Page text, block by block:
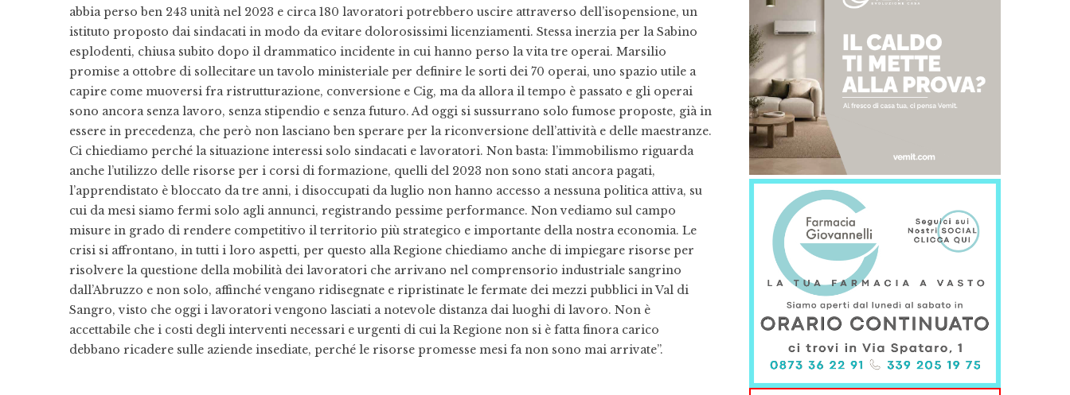
abbia perso ben 243 unità nel 2023 e circa 180 lavoratori potrebbero uscire attraverso dell’isopensione, un
istituto proposto dai sindacati in modo da evitare dolorosissimi licenziamenti. Stessa inerzia per la Sabino
esplodenti, chiusa subito dopo il drammatico incidente in cui hanno perso la vita tre operai. Marsilio
promise a ottobre di sollecitare un tavolo ministeriale per definire le sorti dei 70 operai, uno spazio utile a
capire come muoversi fra ristrutturazione, conversione e Cig, ma da allora il tempo è passato e gli operai
sono ancora senza lavoro, senza stipendio e senza futuro. Ad oggi si sussurrano solo fumose proposte, già in
essere in precedenza, che però non lasciano ben sperare per la riconversione dell’attività e delle maestranze.
Ci chiediamo perché la situazione interessi solo sindacati e lavoratori. Non basta: l’immobilismo riguarda
anche l’utilizzo delle risorse per i corsi di formazione, quelli del 2023 non sono stati ancora pagati,
l’apprendistato è bloccato da tre anni, i disoccupati da luglio non hanno accesso a nessuna politica attiva, su
cui da mesi siamo fermi solo agli annunci, registrando pessime performance. Non vediamo sul campo
misure in grado di rendere competitivo il territorio più strategico e importante della nostra economia. Le
crisi si affrontano, in tutti i loro aspetti, per questo alla Regione chiediamo anche di impiegare risorse per
risolvere la questione della mobilità dei lavoratori che arrivano nel comprensorio industriale sangrino
dall’Abruzzo e non solo, affinché vengano ridisegnate e ripristinate le fermate dei mezzi pubblici in Val di
Sangro, visto che oggi i lavoratori vengono lasciati a notevole distanza dai luoghi di lavoro. Non è
accettabile che i costi degli interventi necessari e urgenti di cui la Regione non si è fatta finora carico
debbano ricadere sulle aziende insediate, perché le risorse promesse mesi fa non sono mai arrivate”.